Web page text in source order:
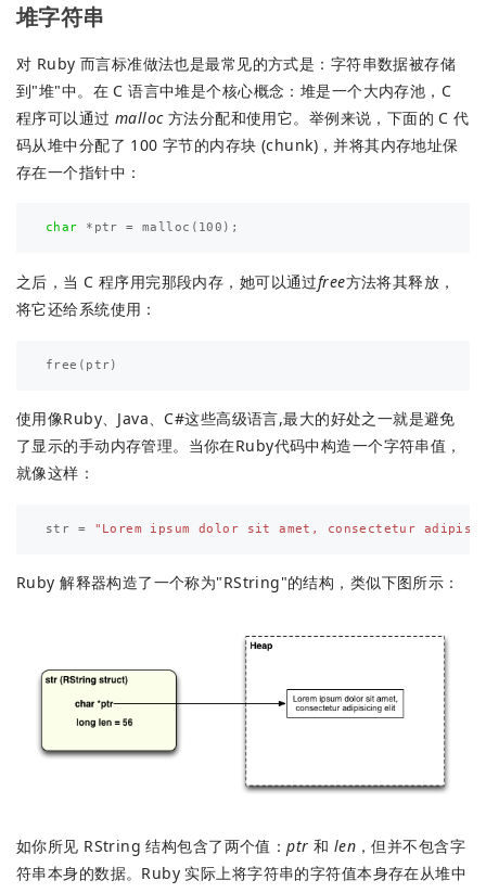
堆字符串
对 Ruby 而言标准做法也是最常见的方式是：字符串数据被存储
到"堆"中。在 C 语言中堆是个核心概念：堆是一个大内存池，C
程序可以通过 malloc方法分配和使用它。举例来说，下面的 C 代
码从堆中分配了 100 字节的内存块 (chunk)，并将其内存地址保
存在一个指针中：
char * ptr = malloc ( 100 );
之后，当 C 程序用完那段内存，她可以通过free方法将其释放，
将它还给系统使用：
free ( ptr)
使用像Ruby、Java、C#这些高级语言,最大的好处之一就是避免
了显示的手动内存管理。当你在Ruby代码中构造一个字符串值，
就像这样：
str = "Lorem ipsum dolor sit amet, consectetur
Ruby 解释器构造了一个称为"RString"的结构，类似下图所示：
如你所见 RString 结构包含了两个值：ptr 和 len ，但并不包含字
符串本身的数据。Ruby 实际上将字符串的字符值本身存在从堆中